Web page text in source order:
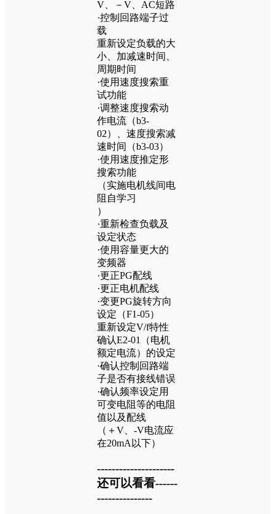
V、－V、AC短路
·控制回路端子过
载
重新设定负载的大
小、加减速时间、
周期时间
·使用速度搜索重
试功能
·调整速度搜索动
作电流（b3-
02）、速度搜索减
速时间（b3-03）
·使用速度推定形
搜索功能
（实施电机线间电
阻自学习
）
·重新检查负载及
设定状态
·使用容量更大的
变频器
·更正PG配线
·更正电机配线
·变更PG旋转方向
设定（F1-05）
重新设定V/f特性
确认E2-01（电机
额定电流）的设定
·确认控制回路端
子是否有接线错误
·确认频率设定用
可变电阻等的电阻
值以及配线
（＋V、-V电流应
在20mA以下）
---------------------
还可以看看------
---------------